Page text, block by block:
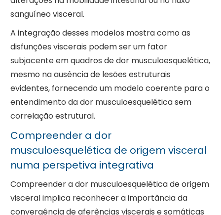
sanguíneo visceral.
A integração desses modelos mostra como as
disfunções viscerais podem ser um fator
subjacente em quadros de dor musculoesquelética,
mesmo na ausência de lesões estruturais
evidentes, fornecendo um modelo coerente para o
entendimento da dor musculoesquelética sem
correlação estrutural.
Compreender a dor
musculoesquelética de origem visceral
numa perspetiva integrativa
Compreender a dor musculoesquelética de origem
visceral implica reconhecer a importância da
convergência de aferências viscerais e somáticas